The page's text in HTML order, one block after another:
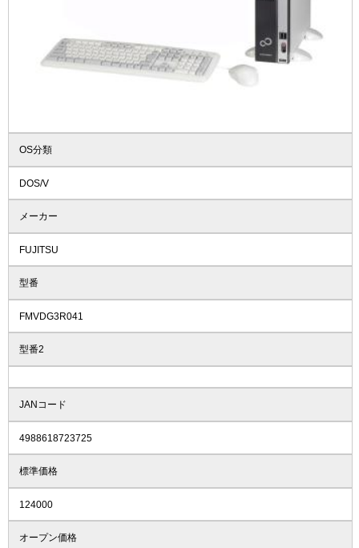
OS分類
DOS/V
メーカー
FUJITSU
型番
FMVDG3R041
型番2
JANコード
4988618723725
標準価格
124000
オープン価格